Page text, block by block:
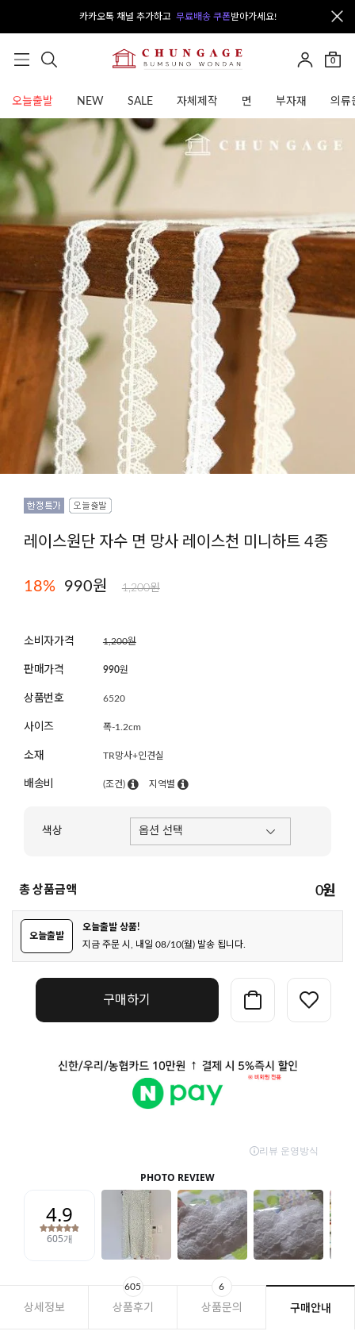
카카오톡 채널 추가하고 무료배송 쿠폰받아가세요!
0
오늘출발 NEW SALE 자체제작 면 부자재 의류
레이스원단 자수 면 망사 레이스천 미니하트 4종
18% 990원 1,200원
소비자가격 1,200원
판매가격 990원
상품번호 6520
사이즈 폭-1.2cm
소재 TR망사+인견실
배송비 (조건) 지역별
색상
총 상품금액 0원
오늘출발
오늘출발 상품!
지금 주문 시, 내일 08/10(월) 발송 됩니다.
구매하기
상세정보 상품후기
605
상품문의
6
구매안내